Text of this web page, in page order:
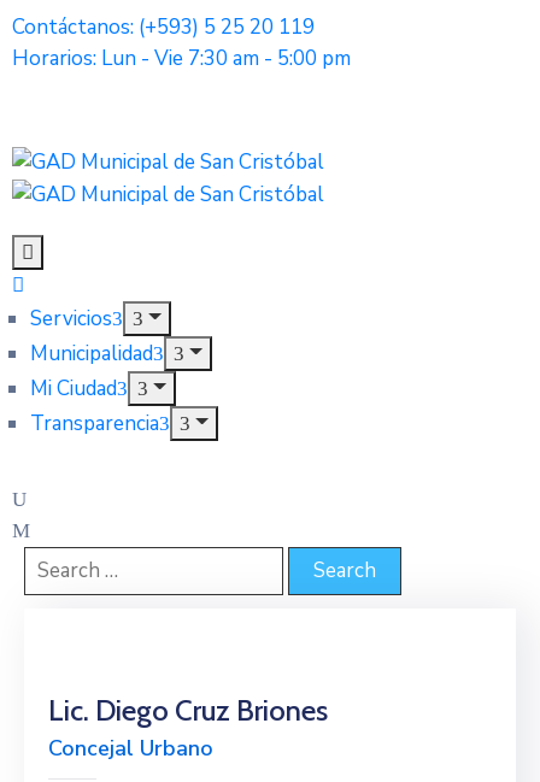
Contáctanos: (+593) 5 25 20 119
Horarios: Lun - Vie 7:30 am - 5:00 pm
Servicios
Municipalidad
Mi Ciudad
Transparencia
Lic. Diego Cruz Briones
Concejal Urbano